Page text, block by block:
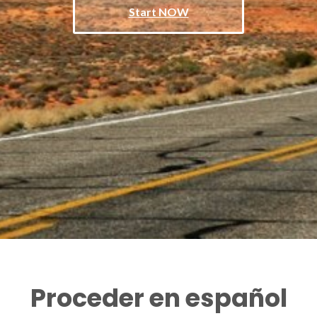
Start NOW
Proceder en español